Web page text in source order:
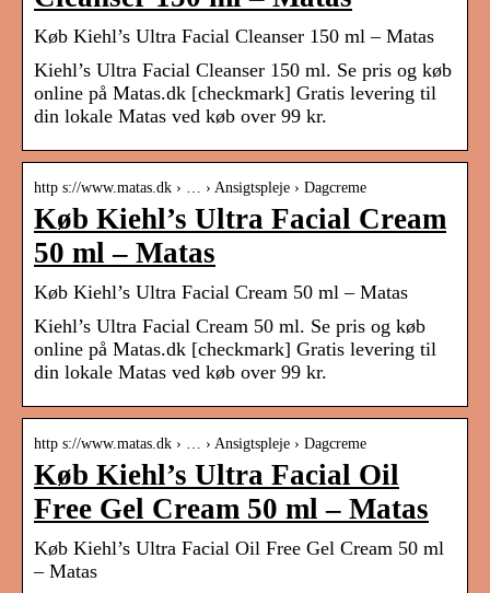
Køb Kiehl’s Ultra Facial Cleanser 150 ml – Matas
Kiehl’s Ultra Facial Cleanser 150 ml. Se pris og køb
online på Matas.dk [checkmark] Gratis levering til
din lokale Matas ved køb over 99 kr.
http s://www.matas.dk › … › Ansigtspleje › Dagcreme
Køb Kiehl’s Ultra Facial Cream
50 ml – Matas
Køb Kiehl’s Ultra Facial Cream 50 ml – Matas
Kiehl’s Ultra Facial Cream 50 ml. Se pris og køb
online på Matas.dk [checkmark] Gratis levering til
din lokale Matas ved køb over 99 kr.
http s://www.matas.dk › … › Ansigtspleje › Dagcreme
Køb Kiehl’s Ultra Facial Oil
Free Gel Cream 50 ml – Matas
Køb Kiehl’s Ultra Facial Oil Free Gel Cream 50 ml
– Matas